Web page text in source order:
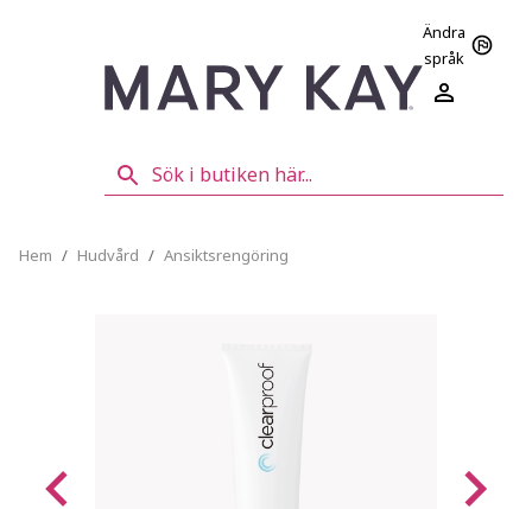
Ändra
språk
Hem / Hudvård / Ansiktsrengöring